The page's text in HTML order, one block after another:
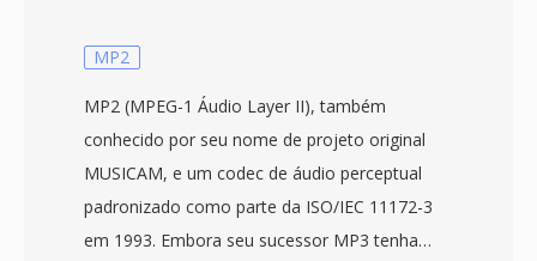
MP2
MP2 (MPEG-1 Áudio Layer II), também
conhecido por seu nome de projeto original
MUSICAM, e um codec de áudio perceptual
padronizado como parte da ISO/IEC 11172-3
em 1993. Embora seu sucessor MP3 tenha